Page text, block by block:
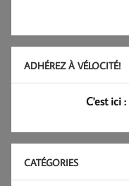
ADHÉREZ À VÉLOCITÉ!
C'est ici :
CATÉGORIES